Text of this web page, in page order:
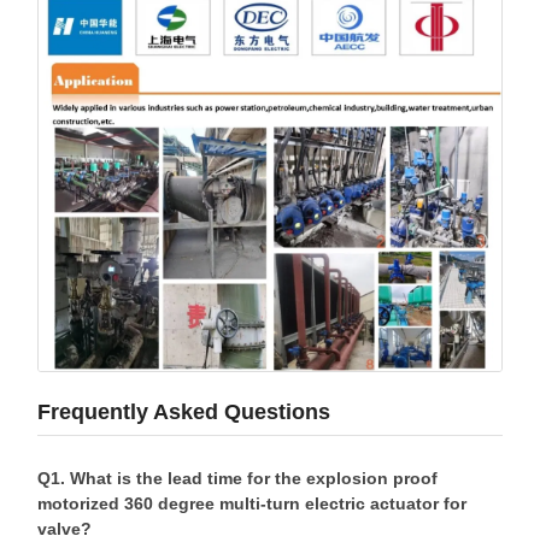
Frequently Asked Questions
Q1. What is the lead time for the explosion proof
motorized 360 degree multi-turn electric actuator for
valve?